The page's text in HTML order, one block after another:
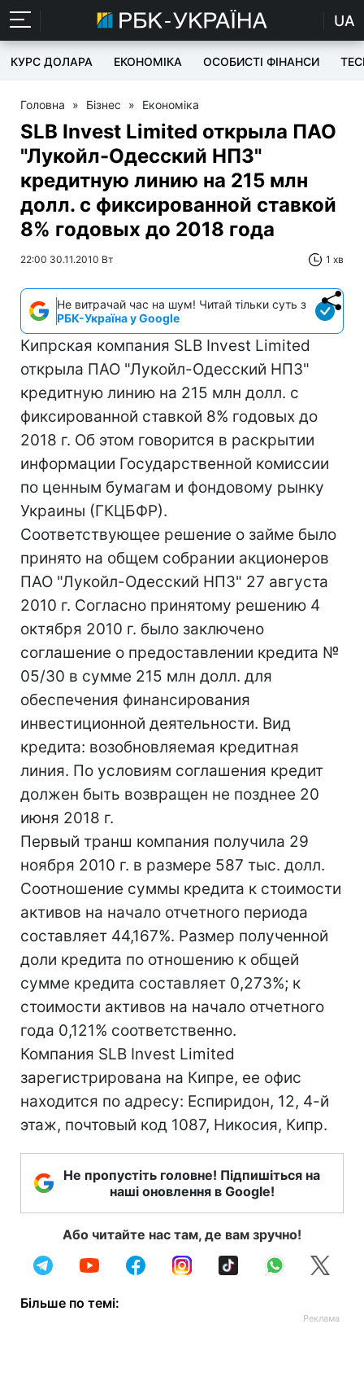
UA
КУРС ДОЛАРА ЕКОНОМІКА ОСОБИСТІ ФІНАНСИ
Головна » Бізнес » Економіка
SLB Invest Limited открыла ПАО
"Лукойл-Одесский НПЗ"
кредитную линию на 215 млн
долл. с фиксированной ставкой
8% годовых до 2018 года
22:00 30.11.2010 Вт 1 хв
Не витрачай час на шум! Читай тільки суть з
РБК-Україна у Google
Кипрская компания SLB Invest Limited
открыла ПАО "Лукойл-Одесский НПЗ"
кредитную линию на 215 млн долл. с
фиксированной ставкой 8% годовых до
2018 г. Об этом говорится в раскрытии
информации Государственной комиссии
по ценным бумагам и фондовому рынку
Украины (ГКЦБФР).
Соответствующее решение о займе было
принято на общем собрании акционеров
ПАО "Лукойл-Одесский НПЗ" 27 августа
2010 г. Согласно принятому решению 4
октября 2010 г. было заключено
соглашение о предоставлении кредита №
05/30 в сумме 215 млн долл. для
обеспечения финансирования
инвестиционной деятельности. Вид
кредита: возобновляемая кредитная
линия. По условиям соглашения кредит
должен быть возвращен не позднее 20
июня 2018 г.
Первый транш компания получила 29
ноября 2010 г. в размере 587 тыс. долл.
Соотношение суммы кредита к стоимости
активов на начало отчетного периода
составляет 44,167%. Размер полученной
доли кредита по отношению к общей
сумме кредита составляет 0,273%; к
стоимости активов на начало отчетного
года 0,121% соответственно.
Компания SLB Invest Limited
зарегистрирована на Кипре, ее офис
находится по адресу: Еспиридон, 12, 4-й
этаж, почтовый код 1087, Никосия, Кипр.
Не пропустіть головне! Підпишіться на
наші оновлення в Google!
Або читайте нас там, де вам зручно!
Більше по темі: